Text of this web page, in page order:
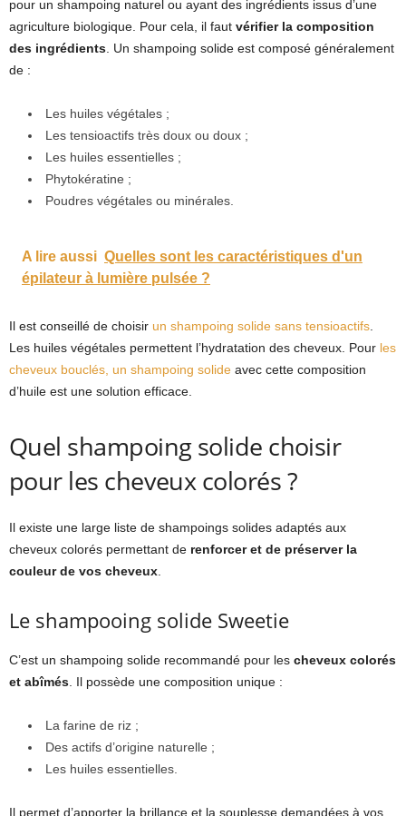
pour un shampoing naturel ou ayant des ingrédients issus d’une
agriculture biologique. Pour cela, il faut vérifier la composition
des ingrédients . Un shampoing solide est composé généralement
de :
Les huiles végétales ;
Les tensioactifs très doux ou doux ;
Les huiles essentielles ;
Phytokératine ;
Poudres végétales ou minérales.
A lire aussi Quelles sont les caractéristiques d'un
épilateur à lumière pulsée ?
Il est conseillé de choisir un shampoing solide sans tensioactifs
Les huiles végétales permettent l’hydratation des cheveux. Pour les
cheveux bouclés, un shampoing solide avec cette composition
d’huile est une solution efficace.
Quel shampoing solide choisir
pour les cheveux colorés ?
Il existe une large liste de shampoings solides adaptés aux
cheveux colorés permettant de renforcer et de préserver la
couleur de vos cheveux
Le shampooing solide Sweetie
C’est un shampoing solide recommandé pour les cheveux colorés
et abîmés . Il possède une composition unique :
La farine de riz ;
Des actifs d’origine naturelle ;
Les huiles essentielles.
Il permet d’apporter la brillance et la souplesse demandées à vos